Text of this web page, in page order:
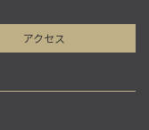
アクセス